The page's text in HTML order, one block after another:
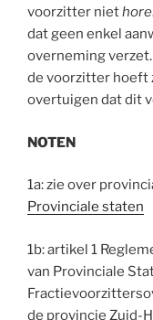
voorzitter niet
dat geen enkel
overneming
de voorzitter hoeft
overtuigen dat dit
NOTEN
1a: zie over
Provinciale staten
1b: artikel 1
van Provinciale
de provincie Zuid-